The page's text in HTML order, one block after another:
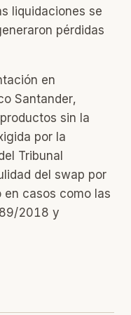
liquidaciones se
pérdidas
en
Santander,
sin la
por la
Tribunal
del swap por
casos como las
2018 y